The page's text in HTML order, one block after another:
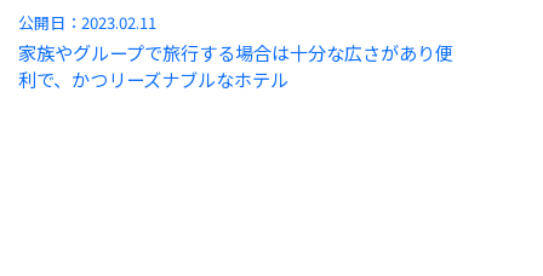
公開日：2023.02.11
家族やグループで旅行する場合は十分な広さがあり便
利で、かつリーズナブルなホテル